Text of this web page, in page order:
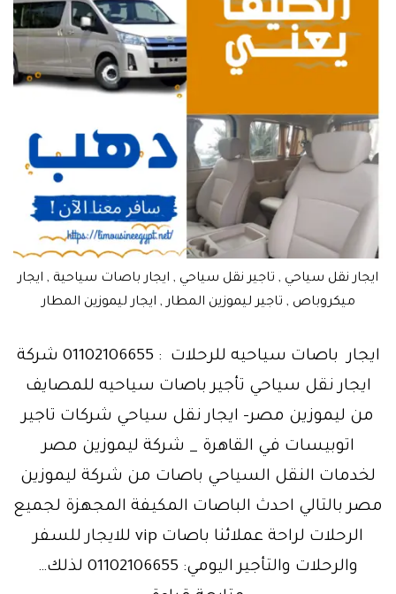
ايجار نقل سياحي , تاجير نقل سياحي , ايجار باصات سياحية , ايجار
ميكروباص , تاجير ليموزين المطار , ايجار ليموزين المطار
ايجار باصات سياحيه للرحلات : 01102106655 شركة
ايجار نقل سياحي تأجير باصات سياحيه للمصايف
من ليموزين مصر- ايجار نقل سياحي شركات تاجير
اتوبيسات في القاهرة _ شركة ليموزين مصر
لخدمات النقل السياحي باصات من شركة ليموزين
مصر بالتالي احدث الباصات المكيفة المجهزة لجميع
الرحلات لراحة عملائنا باصات vip للايجار للسفر
والرحلات والتأجير اليومي: 01102106655 لذلك…